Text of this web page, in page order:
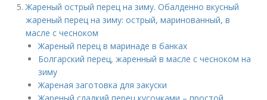
Жареный острый перец на зиму. Обалденно вкусный
жареный перец на зиму: острый, маринованный, в
масле с чесноком
Жареный перец в маринаде в банках
Болгарский перец, жаренный в масле с чесноком на
зиму
Жареная заготовка для закуски